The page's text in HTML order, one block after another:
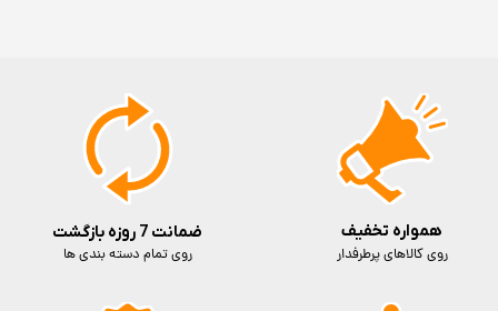
ضمانت 7 روزه بازگشت
روی تمام دسته بندی ها
همواره تخفیف
روی کالاهای پرطرفدار